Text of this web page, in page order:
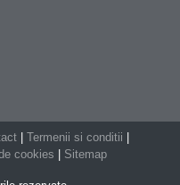
Termenii si conditii
cookies Sitemap